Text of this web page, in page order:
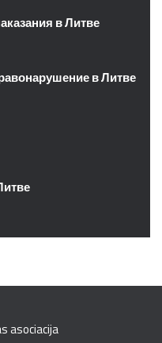
в Литве
в Литве